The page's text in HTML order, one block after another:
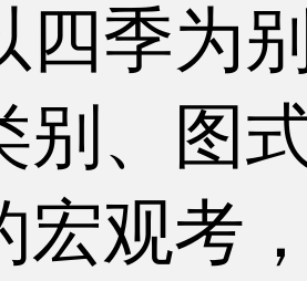
四季为
别、图
宏观考